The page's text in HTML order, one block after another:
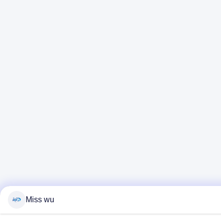
Miss wu